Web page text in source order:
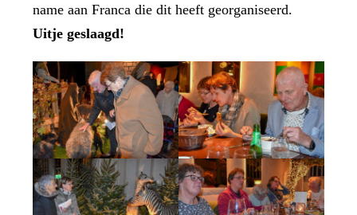
name aan Franca die dit heeft georganiseerd.
Uitje geslaagd!